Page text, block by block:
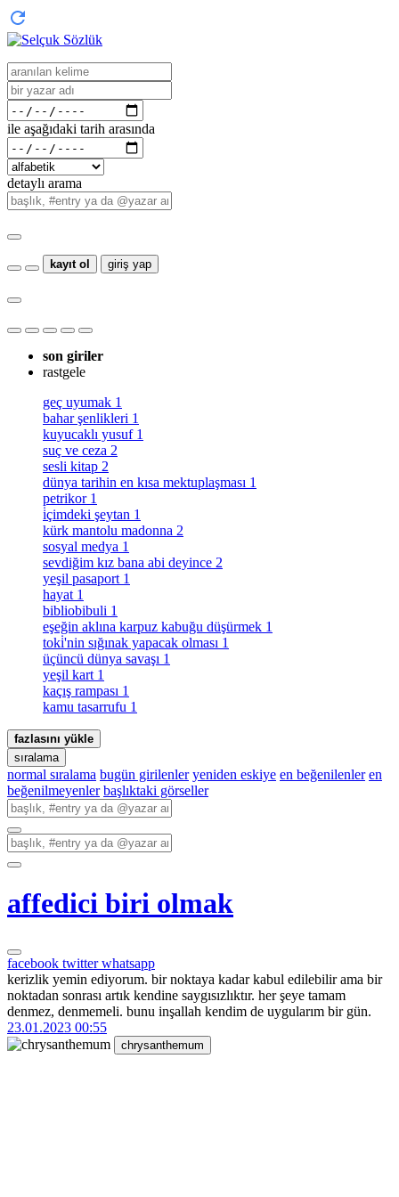
ile aşağıdaki tarih arasında
detaylı arama
kayıt ol giriş yap
son giriler
rastgele
geç uyumak 1
bahar şenlikleri 1
kuyucaklı yusuf 1
suç ve ceza 2
sesli kitap 2
dünya tarihin en kısa mektuplaşması 1
petrikor 1
i̇çimdeki şeytan 1
kürk mantolu madonna 2
sosyal medya 1
sevdiğim kız bana abi deyince 2
yeşil pasaport 1
hayat 1
bibliobibuli 1
eşeğin aklına karpuz kabuğu düşürmek 1
toki̇'nin sığınak yapacak olması 1
üçüncü dünya savaşı 1
yeşil kart 1
kaçış rampası 1
kamu tasarrufu 1
fazlasını yükle
sıralama
normal sıralama bugün girilenler yeniden eskiye en beğenilenler en
beğenilmeyenler başlıktaki görseller
affedici biri olmak
facebook twitterwhatsapp
kerizlik yemin ediyorum. bir noktaya kadar kabul edilebilir ama bir
noktadan sonrası artık kendine saygısızlıktır. her şeye tamam
denmez, denmemeli. bunu inşallah kendim de uygularım bir gün.
23.01.2023 00:55
chrysanthemum